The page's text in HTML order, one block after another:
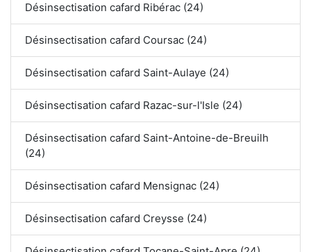
Désinsectisation cafard Ribérac (24)
Désinsectisation cafard Coursac (24)
Désinsectisation cafard Saint-Aulaye (24)
Désinsectisation cafard Razac-sur-l'Isle (24)
Désinsectisation cafard Saint-Antoine-de-Breuilh
(24)
Désinsectisation cafard Mensignac (24)
Désinsectisation cafard Creysse (24)